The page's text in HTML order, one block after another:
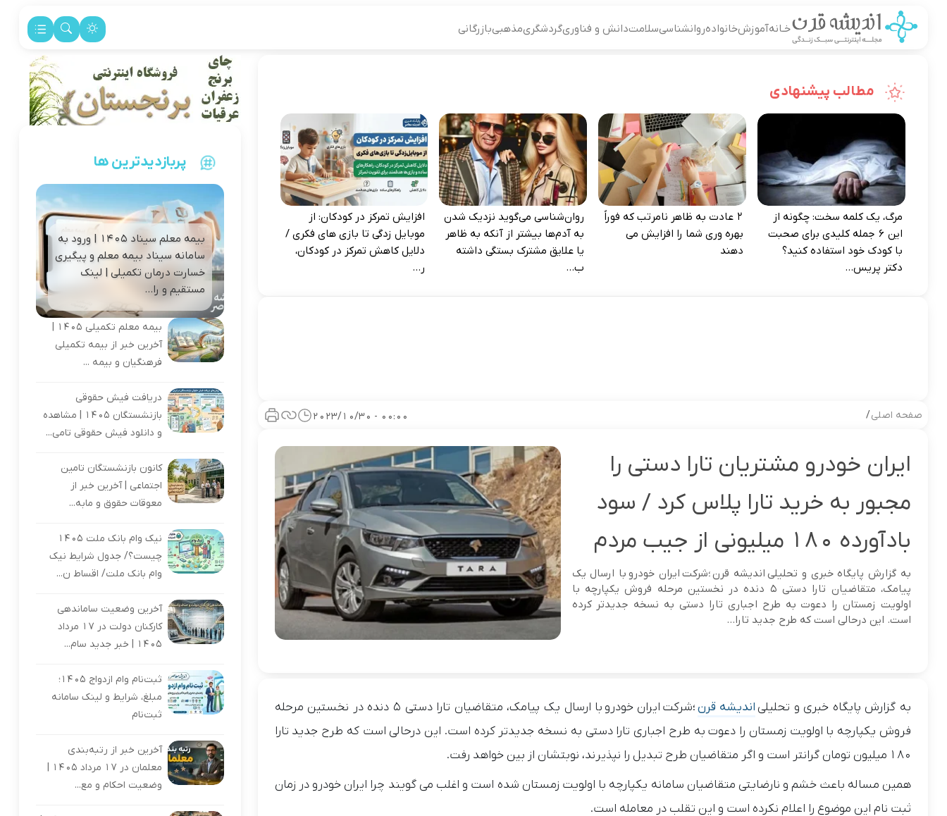
خـانهآموزشخانوادهروانشناسیسلامتدانش و فناوریگردشگریمذهبیبازرگانی
صفحه اصلی/
00:00 - 2023/10/30
ایران خودرو مشتریان تارا دستی را
مجبور به خرید تارا پلاس کرد / سود
بادآورده ۱۸۰ میلیونی از جیب مردم
به گزارش پایگاه خبری و تحلیلی اندیشه قرن ؛شرکت ایران خودرو با ارسال یک
پیامک، متقاضیان تارا دستی ۵ دنده در نخستین مرحله فروش یکپارچه با
اولویت زمستان را دعوت به طرح اجباری تارا دستی به نسخه جدیدتر کرده
است. این درحالی است که طرح جدید تارا...
مطالب پیشنهادی
مرگ، یک کلمه سخت: چگونه از
این ۶ جمله کلیدی برای صحبت
با کودک خود استفاده کنید؟
دکتر پریس...
۲ عادت به‌ ظاهر نامرتب که فوراً
بهره‌ وری شما را افزایش می‌
دهند
روان‌شناسی می‌گوید نزدیک شدن
به آدم‌ها بیشتر از آنکه به ظاهر
یا علایق مشترک بستگی داشته
ب...
افزایش تمرکز در کودکان: از
موبایل‌ زدگی تا بازی‌ های فکری /
دلایل کاهش تمرکز در کودکان،
ر...
به گزارش پایگاه خبری و تحلیلی اندیشه قرن
؛شرکت ایران خودرو با ارسال یک پیامک، متقاضیان تارا دستی ۵ دنده در نخستین مرحله
فروش یکپارچه با اولویت زمستان را دعوت به طرح اجباری تارا دستی به نسخه جدیدتر کرده است. این درحالی است که طرح جدید تارا
۱۸۰ میلیون تومان گرانتر است و اگر متقاضیان طرح تبدیل را نپذیرند، نوبتشان از بین خواهد رفت.
همین مساله باعث خشم و نارضایتی متقاضیان سامانه یکپارچه با اولویت زمستان شده است و اغلب می گویند چرا ایران خودرو در زمان
ثبت نام این موضوع را اعلام نکرده است و این تقلب در معامله است.
پربازدیدترین ها
بیمه معلم سیناد ۱۴۰۵ | ورود به
سامانه سیناد بیمه معلم و پیگیری
خسارت درمان تکمیلی | لینک
مستقیم و را...
بیمه معلم تکمیلی ۱۴۰۵ |
آخرین خبر از بیمه تکمیلی
فرهنگیان و بیمه ...
دریافت فیش حقوقی
بازنشستگان ۱۴۰۵ | مشاهده
و دانلود فیش حقوقی تامی...
کانون بازنشستگان تامین
اجتماعی | آخرین خبر از
معوقات حقوق و مابه‌...
نیک وام بانک ملت ۱۴۰۵
چیست؟/ جدول شرایط نیک
وام بانک ملت/ اقساط ن...
آخرین وضعیت ساماندهی
کارکنان دولت در 17 مرداد
1405 | خبر جدید سام...
ثبت‌نام وام ازدواج ۱۴۰۵؛
مبلغ، شرایط و لینک سامانه
ثبت‌نام
آخرین خبر از رتبه‌بندی
معلمان در ۱۷ مرداد ۱۴۰۵ |
وضعیت احکام و مع...